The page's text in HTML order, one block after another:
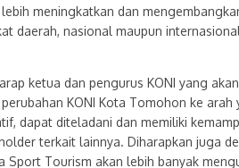
meningkatkan dan
daerah, nasional maupun
ketua dan pengurus KONI yang
KONI Kota Tomohon ke arah
dapat diteladani dan memiliki
terkait lainnya. Diharapkan juga
Tourism akan lebih banyak